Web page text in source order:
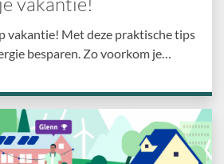
vakantie! Met deze praktische tips
besparen. Zo voorkom je…